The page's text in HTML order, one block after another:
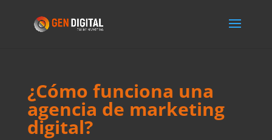
¿Cómo funciona una
agencia de marketing
digital?